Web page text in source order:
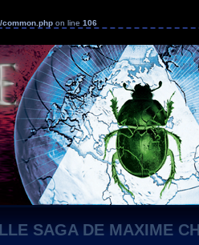
on line 106
SAGA DE MAXIME